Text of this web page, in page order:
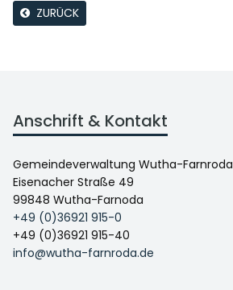
ZURÜCK
Anschrift & Kontakt
Gemeindeverwaltung Wutha-Farnroda
Eisenacher Straße 49
99848 Wutha-Farnoda
+49 (0)36921 915-0
+49 (0)36921 915-40
info@wutha-farnroda.de